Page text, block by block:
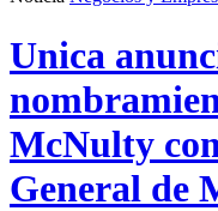
Unica
McNulty
General de